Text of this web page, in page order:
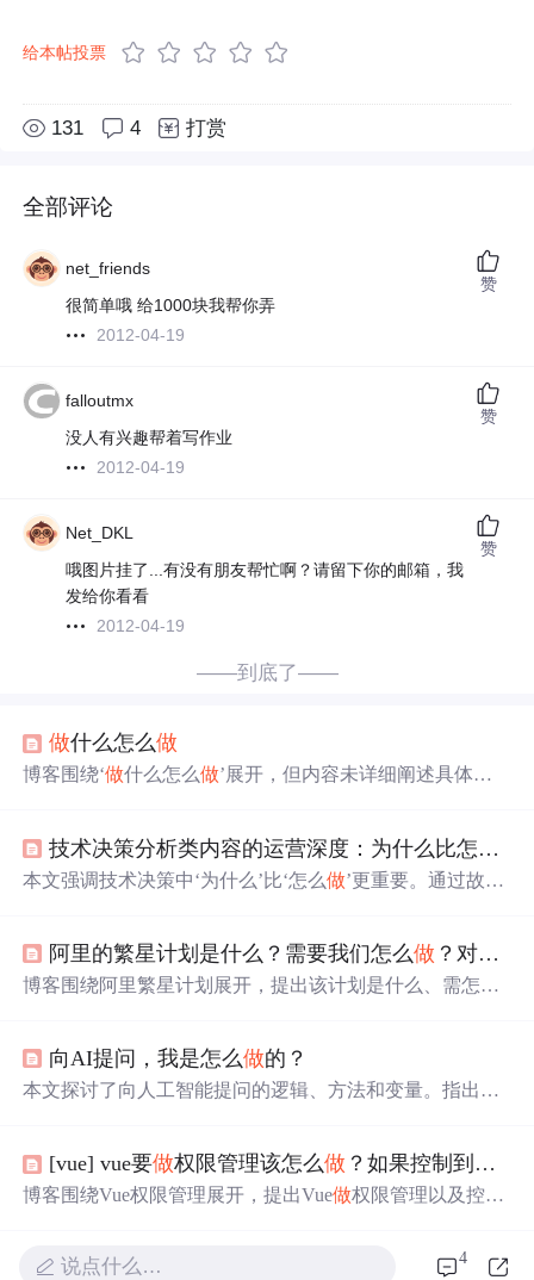
给本帖投票
131 4 打赏
全部评论
net_friends
很简单哦 给1000块我帮你弄
2012-04-19
赞
falloutmx
没人有兴趣帮着写作业
2012-04-19
赞
Net_DKL
哦图片挂了...有没有朋友帮忙啊？请留下你的邮箱，我
发给你看看
2012-04-19
赞
——到底了——
做什么怎么做
博客围绕‘做什么怎么做’展开，但内容未详细阐述具体信
技术决策分析类内容的运营深度：为什么比怎么
本文强调技术决策中‘为什么’比‘怎么做’更重要。通过故事
景下决策重点不同，如创业公司重生存，成熟企业重效率
与风险平衡。
阿里的繁星计划是什么？需要我们怎么做 ？对我们有什么好处？该怎么
博客围绕阿里繁星计划展开，提出该计划是什么、需怎么
向AI提问，我是怎么做的？
本文探讨了向人工智能提问的逻辑、方法和变量。指出提
性提问方法，强调了通过比较和变量来设计问题的重要
性，以帮助读者更好地利用AI进行深度探索和解决问题。
[vue] vue要做权限管理该怎么做 ？如果控制到按钮级别的权限怎么
博客围绕Vue权限管理展开，提出Vue做权限管理以及控制
试题。说点什么… 4